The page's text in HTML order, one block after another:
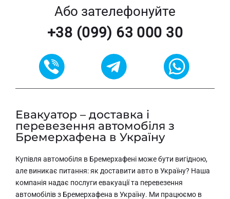
Або зателефонуйте
+38 (099) 63 000 30
Евакуатор – доставка і
перевезення автомобіля з
Бремерхафена в Україну
Купівля автомобіля в Бремерхафені може бути вигідною,
але виникає питання: як доставити авто в Україну? Наша
компанія надає послуги евакуації та перевезення
автомобілів з Бремерхафена в Україну. Ми працюємо в